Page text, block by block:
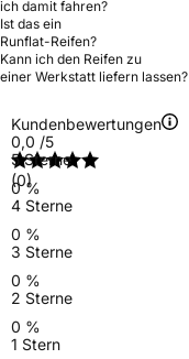
ich damit fahren?
Ist das ein
Runflat-Reifen?
Kann ich den Reifen zu
einer Werkstatt liefern lassen?
Kundenbewertungen
0,0 /5
(0)
5 Sterne
0 %
4 Sterne
0 %
3 Sterne
0 %
2 Sterne
0 %
1 Stern